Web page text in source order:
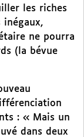
les riches
inégaux,
ne pourra
(la bévue
: « Mais un
dans deux